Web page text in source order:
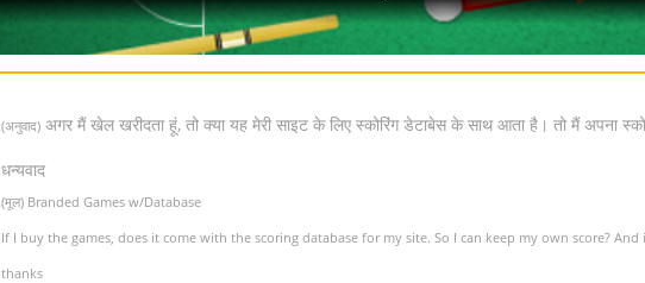
(अनुवाद) अगर मैं खेल खरीदता हूं, तो क्या यह मेरी साइट के लिए स्कोरिंग डेटाबेस के साथ आता है। तो मैं अपना
धन्यवाद
(मूल) Branded Games w/Database
If I buy the games, does it come with the scoring database for my site. So I can keep my own score?
thanks